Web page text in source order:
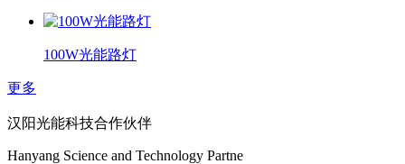
100W光能路灯
更多
汉阳光能科技合作伙伴
Hanyang Science and Technology Partne